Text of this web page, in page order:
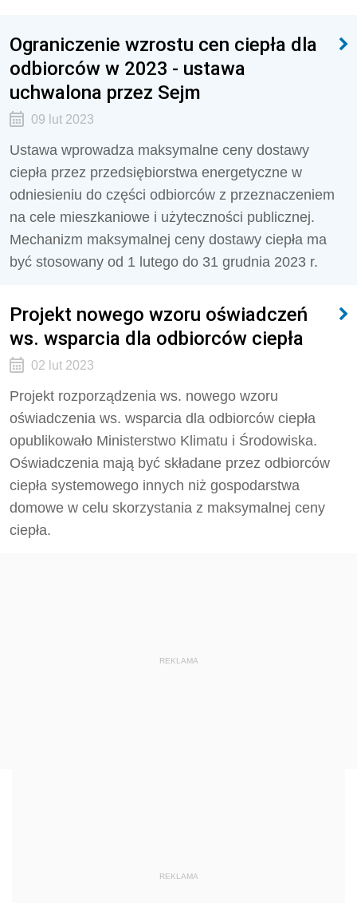
Ograniczenie wzrostu cen ciepła dla
odbiorców w 2023 - ustawa
uchwalona przez Sejm
09 lut 2023
Ustawa wprowadza maksymalne ceny dostawy
ciepła przez przedsiębiorstwa energetyczne w
odniesieniu do części odbiorców z przeznaczeniem
na cele mieszkaniowe i użyteczności publicznej.
Mechanizm maksymalnej ceny dostawy ciepła ma
być stosowany od 1 lutego do 31 grudnia 2023 r.
Projekt nowego wzoru oświadczeń
ws. wsparcia dla odbiorców ciepła
02 lut 2023
Projekt rozporządzenia ws. nowego wzoru
oświadczenia ws. wsparcia dla odbiorców ciepła
opublikowało Ministerstwo Klimatu i Środowiska.
Oświadczenia mają być składane przez odbiorców
ciepła systemowego innych niż gospodarstwa
domowe w celu skorzystania z maksymalnej ceny
ciepła.
REKLAMA
REKLAMA